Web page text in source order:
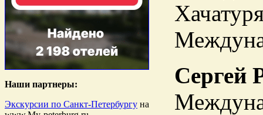
Наши партнеры:
Экскурсии по Санкт-Петербургу на
Сергей